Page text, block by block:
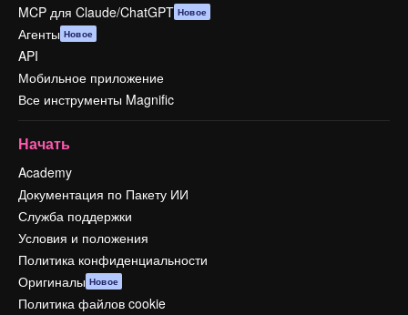
MCP для Claude/ChatGPT Новое
Агенты Новое
API
Мобильное приложение
Все инструменты Magnific
Начать
Academy
Документация по Пакету ИИ
Служба поддержки
Условия и положения
Политика конфиденциальности
Оригиналы Новое
Политика файлов cookie